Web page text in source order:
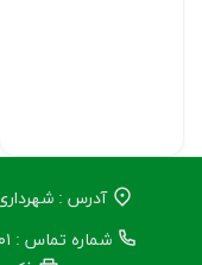
آدرس :
شماره تماس : ۳۴۲۵۸۷۰۱-۵ / ۳۴۲۶۳۰۵۳ مدیریت